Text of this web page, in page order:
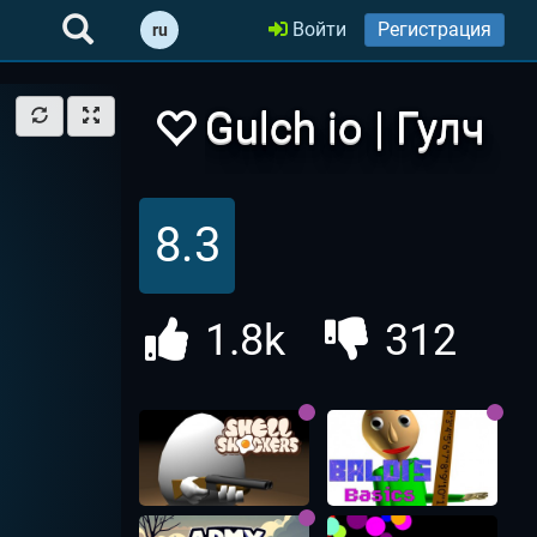
ru Войти Регистрация
Gulch io | Гулч
ио
8.3
1.8k 312